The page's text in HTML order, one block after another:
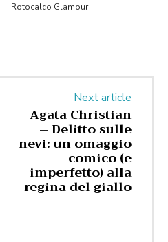
Rotocalco Glamour
Next article
Agata Christian
– Delitto sulle
nevi: un omaggio
comico (e
imperfetto) alla
regina del giallo